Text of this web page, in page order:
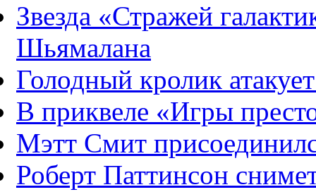
Звезда «Стражей
Шьямалана
Голодный кролик
В приквеле «Игры
Мэтт Смит
Роберт Паттинсон